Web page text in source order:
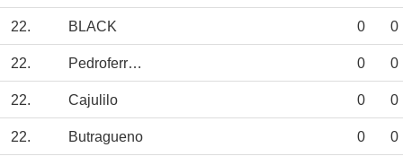
22. BLACK 0 0
22. Pedroferreira 0 0
22. Cajulilo 0 0
22. Butragueno 0 0